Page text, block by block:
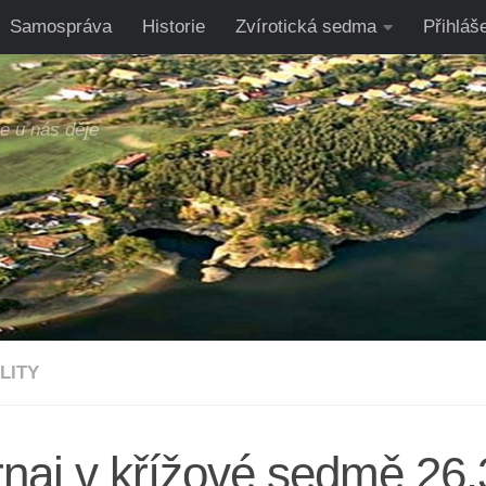
Samospráva Historie Zvírotická sedma
u nás děje
v křížové sedmě